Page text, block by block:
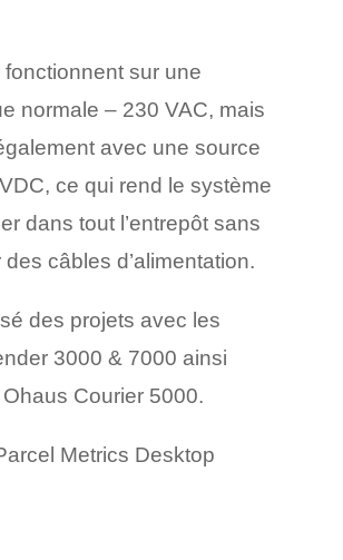
sur une
normale – 230 VAC, mais
avec une source
ce qui rend le système
dans tout l’entrepôt sans
câbles d’alimentation.
des projets avec les
3000 & 7000 ainsi
Courier 5000.
Metrics Desktop